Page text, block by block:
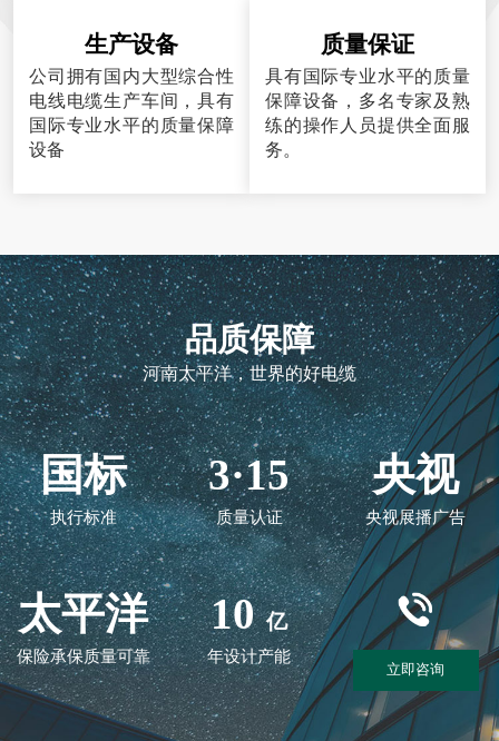
生产设备
公司拥有国内大型综合性
电线电缆生产车间，具有
国际专业水平的质量保障
设备
质量保证
具有国际专业水平的质量
保障设备，多名专家及熟
练的操作人员提供全面服
务。
品质保障
河南太平洋，世界的好电缆
国标
执行标准
3·15
质量认证
央视
央视展播广告
太平洋
保险承保质量可靠
10 亿
年设计产能
立即咨询